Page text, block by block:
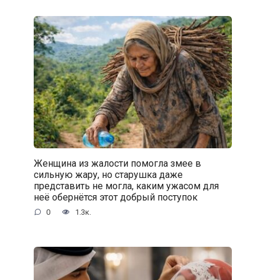
Женщина из жалости помогла змее в
сильную жару, но старушка даже
представить не могла, каким ужасом для
неё обернётся этот добрый поступок
0 1.3к.